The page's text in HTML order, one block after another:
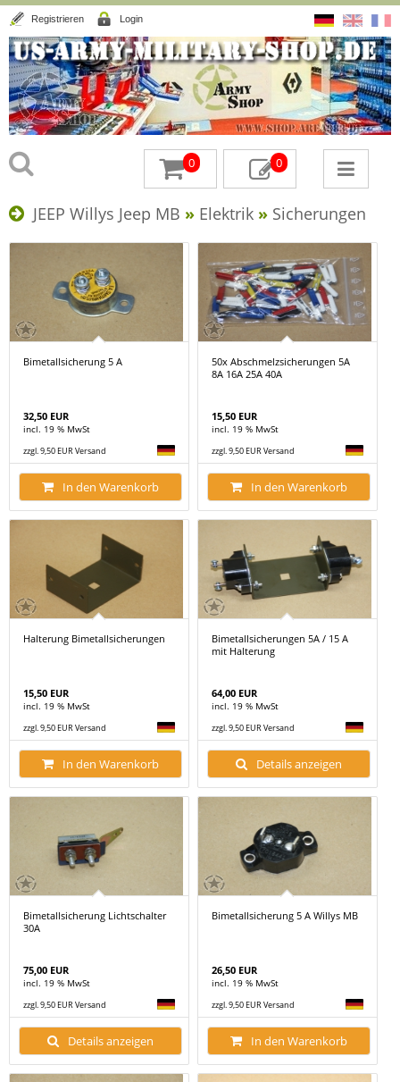
Registrieren Login
0 0
JEEP Willys Jeep MB » Elektrik » Sicherungen
Bimetallsicherung 5 A
32,50 EUR
incl. 19 % MwSt
zzgl. 9,50 EUR Versand
In den Warenkorb
50x Abschmelzsicherungen 5A
8A 16A 25A 40A
15,50 EUR
incl. 19 % MwSt
zzgl. 9,50 EUR Versand
In den Warenkorb
Halterung Bimetallsicherungen
15,50 EUR
incl. 19 % MwSt
zzgl. 9,50 EUR Versand
In den Warenkorb
Bimetallsicherungen 5A / 15 A
mit Halterung
64,00 EUR
incl. 19 % MwSt
zzgl. 9,50 EUR Versand
Details anzeigen
Bimetallsicherung Lichtschalter
30A
75,00 EUR
incl. 19 % MwSt
zzgl. 9,50 EUR Versand
Details anzeigen
Bimetallsicherung 5 A Willys MB
26,50 EUR
incl. 19 % MwSt
zzgl. 9,50 EUR Versand
In den Warenkorb